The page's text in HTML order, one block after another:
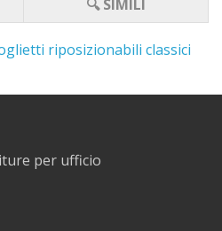
🔍 SIMILI
riposizionabili classici
per ufficio